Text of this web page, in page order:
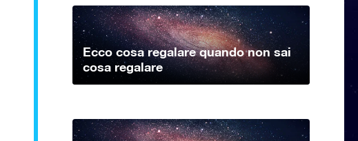
Ecco cosa regalare quando non sai
cosa regalare